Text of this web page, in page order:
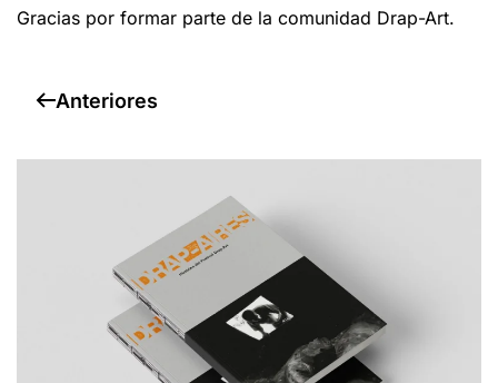
Gracias por formar parte de la comunidad Drap-Art.
Anteriores